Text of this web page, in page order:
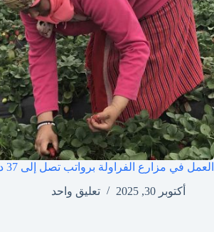
العمل في مزارع الفراولة برواتب تصل إلى 37 دولار يوميا
أكتوبر 30, 2025
تعليق واحد